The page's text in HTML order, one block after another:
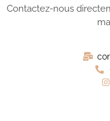
Contactez-nous